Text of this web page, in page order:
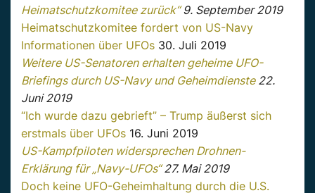
Heimatschutzkomitee zurück“9. September 2019
Heimatschutzkomitee fordert von US-Navy
Informationen über UFOs 30. Juli 2019
Weitere US-Senatoren erhalten geheime UFO-
Briefings durch US-Navy und Geheimdienste22.
Juni 2019
“Ich wurde dazu gebrieft” – Trump äußerst sich
erstmals über UFOs 16. Juni 2019
US-Kampfpiloten widersprechen Drohnen-
Erklärung für „Navy-UFOs“27. Mai 2019
Doch keine UFO-Geheimhaltung durch die U.S.